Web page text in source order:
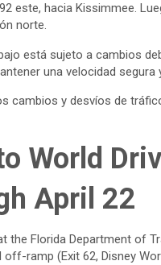
este, hacia Kissimmee.
norte.
está sujeto a cambios
una velocidad segura
cambios y desvíos de
World
April 22
the Florida Department of
ramp (Exit 62, Disney